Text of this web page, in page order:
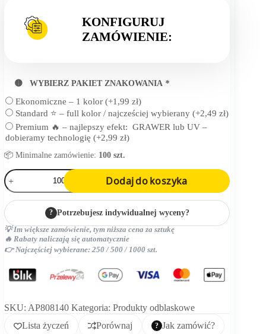
KONFIGURUJ
ZAMÓWIENIE:
🟡 WYBIERZ PAKIET ZNAKOWANIA *
Ekonomiczne – 1 kolor (+1,99 zł)
Standard ⭐ – full kolor / najcześciej wybierany (+2,49 zł)
Premium 🔥 – najlepszy efekt: GRAWER lub UV –
dobieramy technologię (+2,99 zł)
📦 Minimalne zamówienie: 100 szt.
ilość
odblaskowy
plecak
RPET
Dodaj do koszyka
? Potrzebujesz indywidualnej wyceny?
💡 Im większe zamówienie, tym niższa cena za sztukę
🔥 Rabaty naliczają się automatycznie
👉 Najczęściej wybierane: 250 / 500 / 1000 szt.
SKU: AP808140 Kategoria: Produkty odblaskowe
Lista życzeń
Porównaj Jak zamówić?